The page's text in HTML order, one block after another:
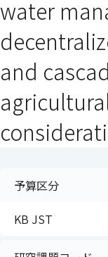
water
and
予算区分
KB JST